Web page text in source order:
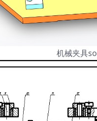
机械夹具